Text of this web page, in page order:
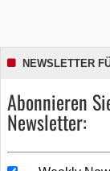
NEWSLETTER
Abonnieren
Newsletter: